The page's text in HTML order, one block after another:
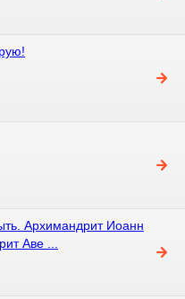
Архимандрит Иоанн
Аве ...